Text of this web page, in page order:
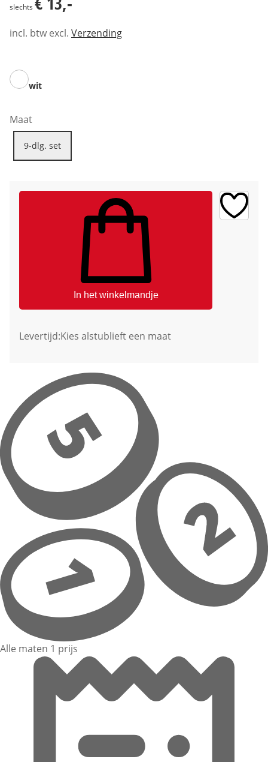
slechts
incl. btw excl. Verzending
wit
Maat
9-dlg. set
In het winkelmandje
Levertijd:Kies alstublieft een maat
Alle maten 1 prijs